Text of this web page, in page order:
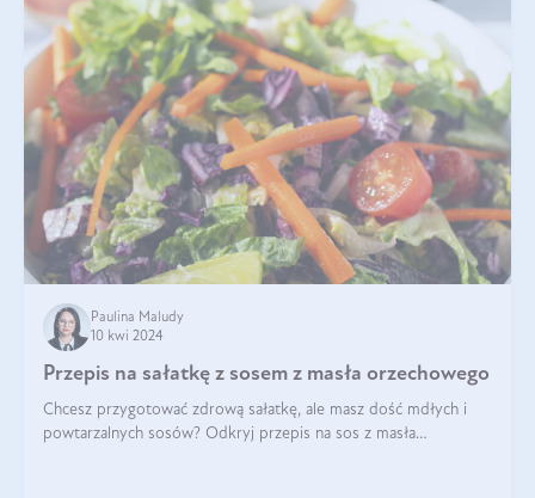
Paulina Maludy
10 kwi 2024
Przepis na sałatkę z sosem z masła orzechowego
Chcesz przygotować zdrową sałatkę, ale masz dość mdłych i
powtarzalnych sosów? Odkryj przepis na sos z masła